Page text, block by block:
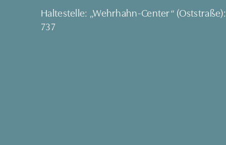
Haltestelle: „Wehrhahn-Center“ (Oststraße):
737